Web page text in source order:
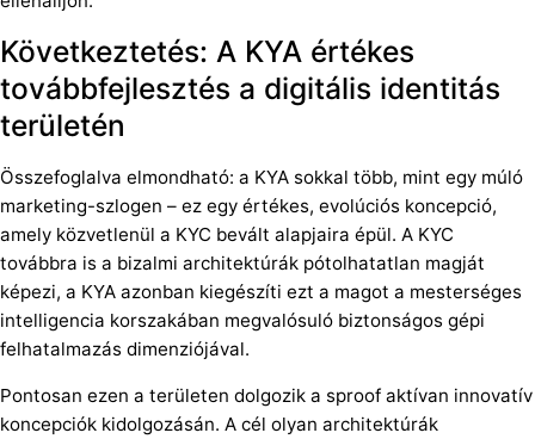
Következtetés: A KYA értékes
továbbfejlesztés a digitális identitás
területén
Összefoglalva elmondható: a KYA sokkal több, mint egy múló
marketing-szlogen – ez egy értékes, evolúciós koncepció,
amely közvetlenül a KYC bevált alapjaira épül. A KYC
továbbra is a bizalmi architektúrák pótolhatatlan magját
képezi, a KYA azonban kiegészíti ezt a magot a mesterséges
intelligencia korszakában megvalósuló biztonságos gépi
felhatalmazás dimenziójával.
Pontosan ezen a területen dolgozik a sproof aktívan innovatív
koncepciók kidolgozásán. A cél olyan architektúrák